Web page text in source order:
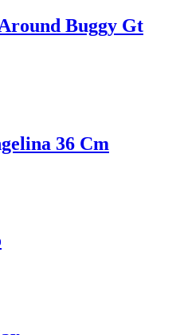
Buggy Gt
36 Cm